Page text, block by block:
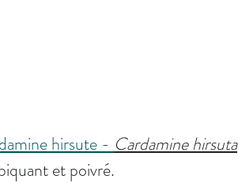
hirsute - Cardamine hirsuta
et poivré.